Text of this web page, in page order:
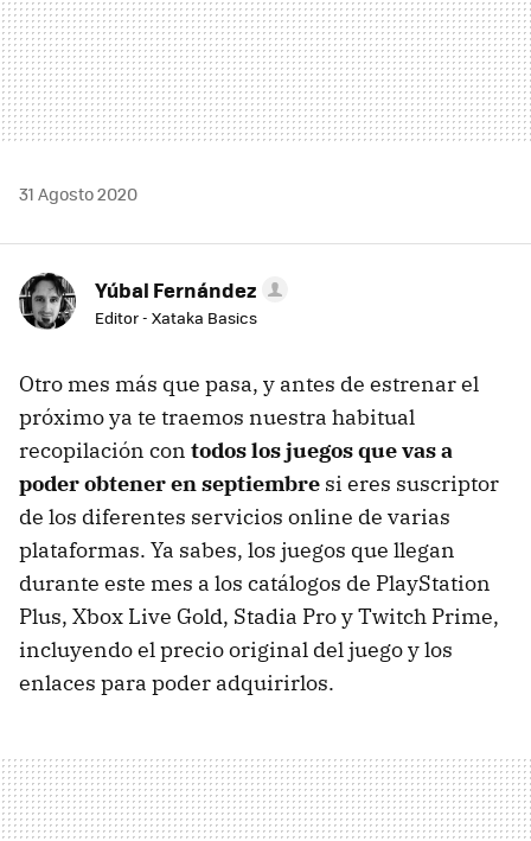
31 Agosto 2020
Yúbal Fernández
Editor - Xataka Basics
Otro mes más que pasa, y antes de estrenar el
próximo ya te traemos nuestra habitual
recopilación con todos los juegos que vas a
poder obtener en septiembre si eres suscriptor
de los diferentes servicios online de varias
plataformas. Ya sabes, los juegos que llegan
durante este mes a los catálogos de PlayStation
Plus, Xbox Live Gold, Stadia Pro y Twitch Prime,
incluyendo el precio original del juego y los
enlaces para poder adquirirlos.